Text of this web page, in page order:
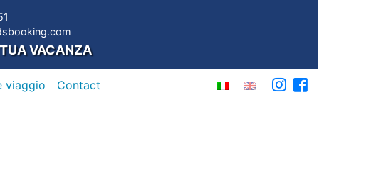
VACANZA
viaggio Contact